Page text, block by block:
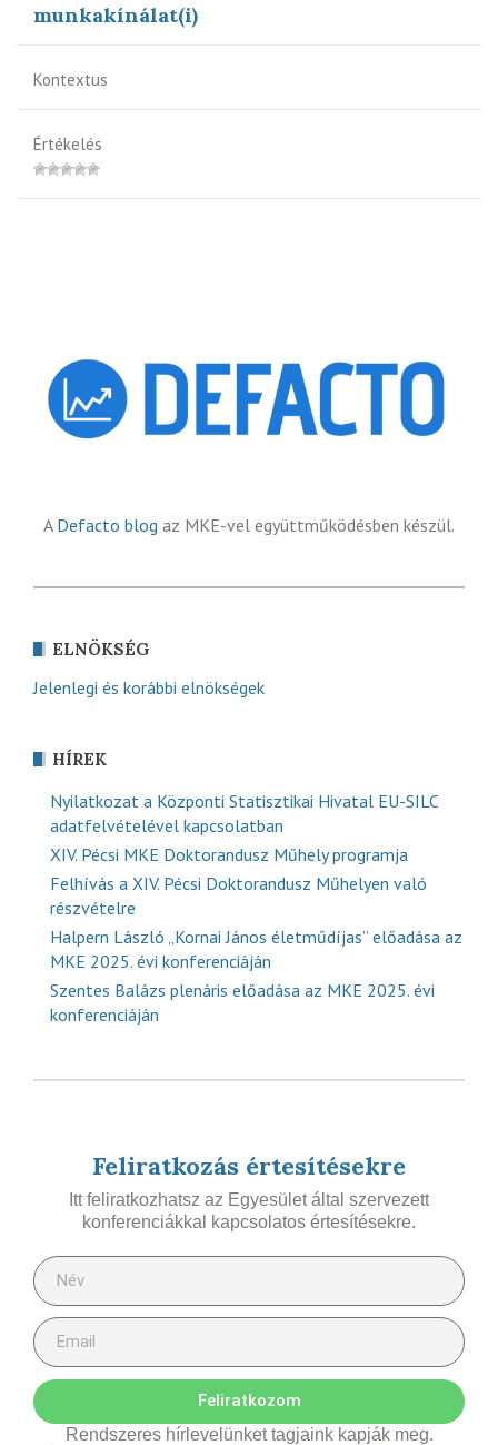
munkakínálat(i)
Kontextus
Értékelés
A Defacto blog az MKE-vel együttműködésben készül.
ELNÖKSÉG
Jelenlegi és korábbi elnökségek
HÍREK
Nyilatkozat a Központi Statisztikai Hivatal EU-SILC
adatfelvételével kapcsolatban
XIV. Pécsi MKE Doktorandusz Műhely programja
Felhívás a XIV. Pécsi Doktorandusz Műhelyen való
részvételre
Halpern László „Kornai János életműdíjas” előadása az
MKE 2025. évi konferenciáján
Szentes Balázs plenáris előadása az MKE 2025. évi
konferenciáján
Feliratkozás értesítésekre
Itt feliratkozhatsz az Egyesület által szervezett
konferenciákkal kapcsolatos értesítésekre.
Feliratkozom
Rendszeres hírlevelünket tagjaink kapják meg.